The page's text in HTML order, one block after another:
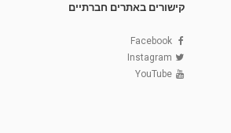
קישורים באתרים חברתיים
Facebook
Instagram
YouTube